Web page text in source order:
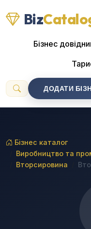
Biz
Бізнес
ДОДАТИ
Бізнес каталог
Виробництво та
Вторсировина